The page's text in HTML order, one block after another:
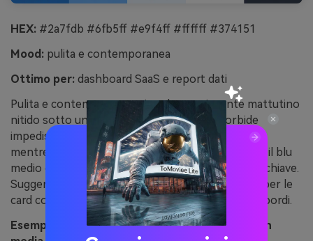
HEX: #2a7fdb #6fb5ff #e9f4ff #ffffff #374151
Mood: pulita e contemporanea
Ottimo per: dashboard SaaS e report dati
Pulita e contemporanea, ricorda un orizzonte mattutino
nitido sotto un cielo blu chiaro. Le tinte morbide
impediscono a grafici e tabelle di risultare pesanti
mentre il grigio ardesia ancora la gerarchia. Abbina il blu
medio e l’ardesia per le azioni principali e i metrici chiave.
Suggerimento: usa il blu più pallido come sfondo per le
card così da separare le sezioni senza aggiungere bordi.
Esempio immagine skyline minimal generata con